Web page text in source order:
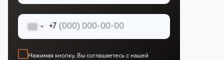
+7
Нажимая кнопку, Вы соглашаетесь с нашей